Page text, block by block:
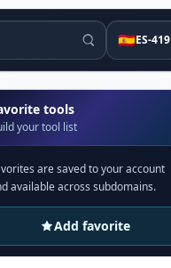
🇪🇸ES-419
tools
your tool list
are saved to your account
available across subdomains.
Add favorite